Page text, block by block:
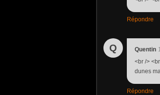
Répondre
Q Quentin
<br />
dunes
Répondre